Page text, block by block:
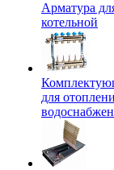
Арматура
котельной
для